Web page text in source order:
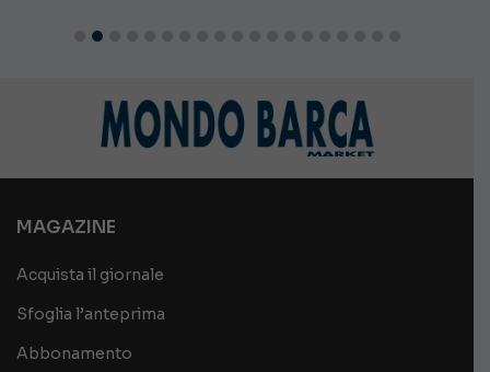
MAGAZINE
Acquista il giornale
Sfoglia l’anteprima
Abbonamento